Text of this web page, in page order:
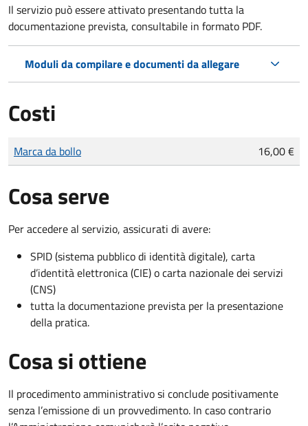
Il servizio può essere attivato presentando tutta la
documentazione prevista, consultabile in formato PDF.
Moduli da compilare e documenti da allegare
Costi
Tipo di pagamento
Importo
Marca da bollo 16,00 €
Cosa serve
Per accedere al servizio, assicurati di avere:
SPID (sistema pubblico di identità digitale), carta
d’identità elettronica (CIE) o carta nazionale dei servizi
(CNS)
tutta la documentazione prevista per la presentazione
della pratica.
Cosa si ottiene
Il procedimento amministrativo si conclude positivamente
senza l’emissione di un provvedimento. In caso contrario